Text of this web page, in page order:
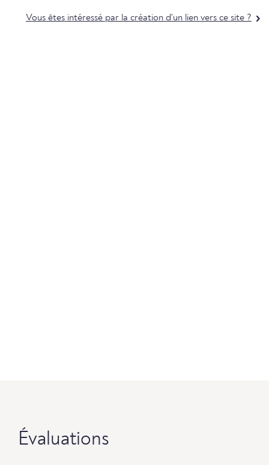
Vous êtes intéressé par la création d'un lien vers ce site ?
Évaluations